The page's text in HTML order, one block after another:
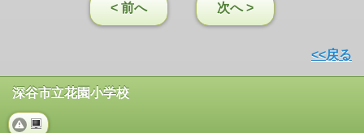
< 前へ 次へ >
<<戻る
深谷市立花園小学校